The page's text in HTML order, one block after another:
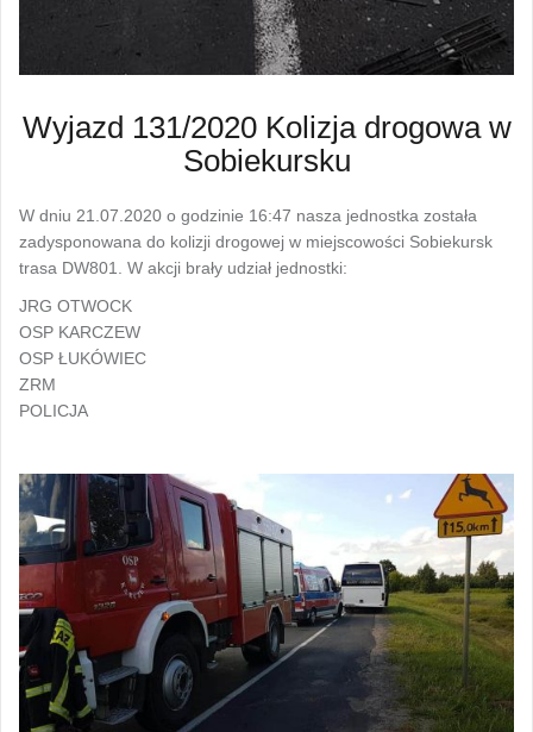
Wyjazd 131/2020 Kolizja drogowa w
Sobiekursku
W dniu 21.07.2020 o godzinie 16:47 nasza jednostka została
zadysponowana do kolizji drogowej w miejscowości Sobiekursk
trasa DW801. W akcji brały udział jednostki:
JRG OTWOCK
OSP KARCZEW
OSP ŁUKÓWIEC
ZRM
POLICJA